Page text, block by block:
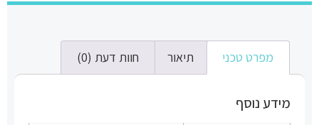
מפרט טכני תיאור חוות דעת (0)
מידע נוסף